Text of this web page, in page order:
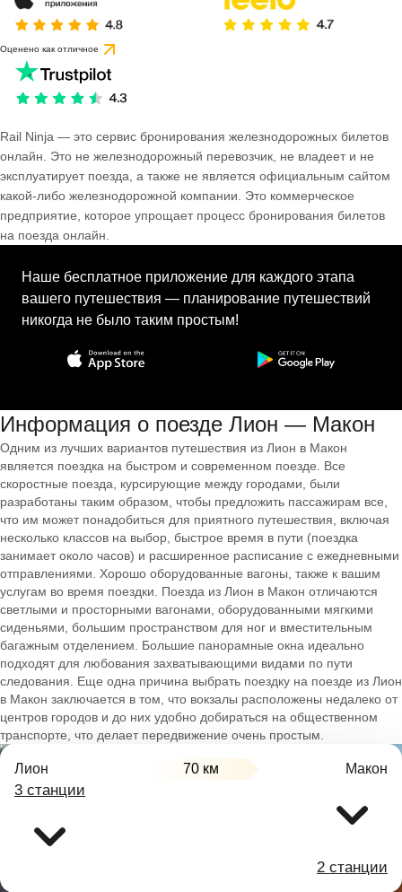
Оценено как отличное
Rail Ninja — это сервис бронирования железнодорожных билетов
онлайн. Это не железнодорожный перевозчик, не владеет и не
эксплуатирует поезда, а также не является официальным сайтом
какой-либо железнодорожной компании. Это коммерческое
предприятие, которое упрощает процесс бронирования билетов
на поезда онлайн.
Наше бесплатное приложение для каждого этапа
вашего путешествия — планирование путешествий
никогда не было таким простым!
Информация о поезде Лион — Макон
Одним из лучших вариантов путешествия из Лион в Макон
является поездка на быстром и современном поезде. Все
скоростные поезда, курсирующие между городами, были
разработаны таким образом, чтобы предложить пассажирам все,
что им может понадобиться для приятного путешествия, включая
несколько классов на выбор, быстрое время в пути (поездка
занимает около часов) и расширенное расписание с ежедневными
отправлениями. Хорошо оборудованные вагоны, также к вашим
услугам во время поездки. Поезда из Лион в Макон отличаются
светлыми и просторными вагонами, оборудованными мягкими
сиденьями, большим пространством для ног и вместительным
багажным отделением. Большие панорамные окна идеально
подходят для любования захватывающими видами по пути
следования. Еще одна причина выбрать поездку на поезде из Лион
в Макон заключается в том, что вокзалы расположены недалеко от
центров городов и до них удобно добираться на общественном
транспорте, что делает передвижение очень простым.
Лион 70 км Макон
3 станции
2 станции